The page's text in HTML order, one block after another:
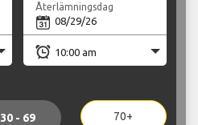
Återlämningsdag
30 - 69 70+